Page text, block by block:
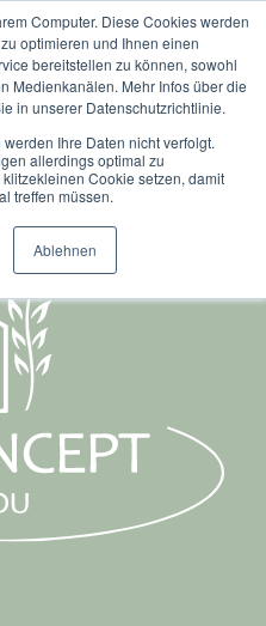
Computer. Diese Cookies werden
optimieren und Ihnen einen
bereitstellen zu können, sowohl
Medienkanälen. Mehr Infos über die
in unserer Datenschutzrichtlinie.
Ihre Daten nicht verfolgt.
allerdings optimal zu
Cookie setzen, damit
treffen müssen.
Ablehnen